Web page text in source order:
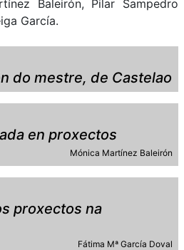
Baleirón, Pilar Sampedro
García.
do mestre, de Castelao
en proxectos
Mónica Martínez Baleirón
proxectos na
Fátima Mª García Doval